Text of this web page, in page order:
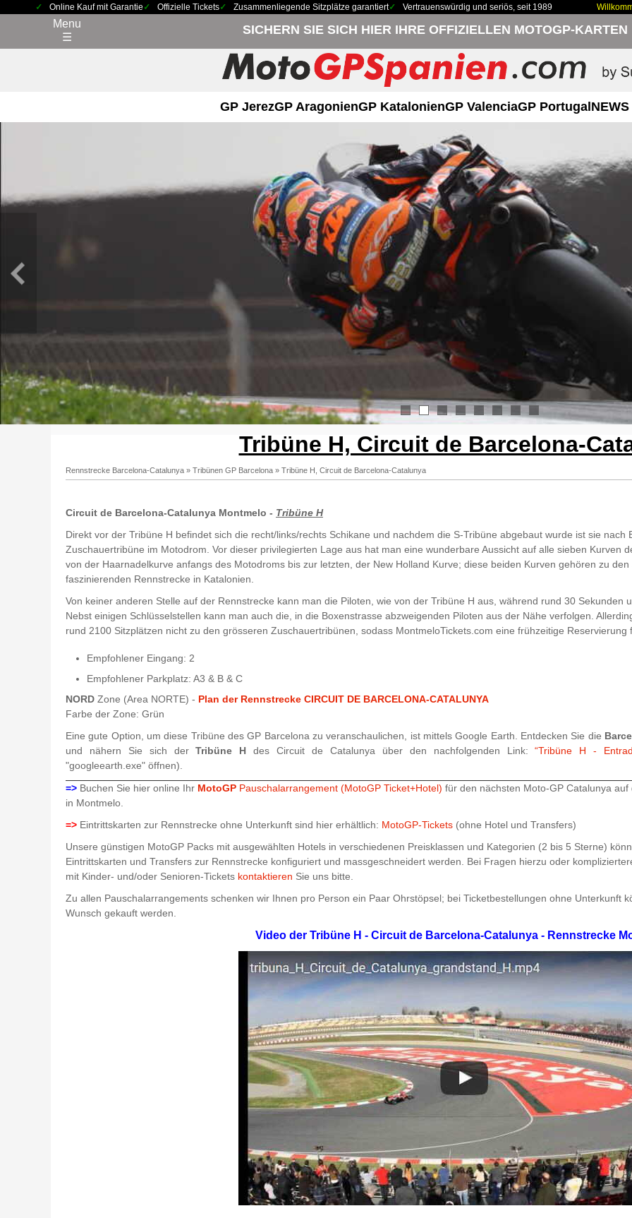
Online Kauf mit Garantie Offizielle Tickets Zusammenliegende Sitzplätze garantiert Vertrauenswürdig und seriös, seit 1989
Menu
☰
SICHERN SIE SICH HIER IHRE OFFIZIELLEN MOTOGP-KARTEN
GP JerezGP AragonienGP KatalonienGP ValenciaGP Portugal
1 3 4
Tribüne H, Circuit de Barcelona-
Rennstrecke Barcelona-Catalunya » Tribünen GP Barcelona » Tribüne H, Circuit de Barcelona-Catalunya
Circuit de Barcelona-Catalunya Montmelo - Tribüne H
Direkt vor der Tribüne H befindet sich die recht/links/rechts Schikane und nachdem die S-Tribüne abgebaut wurde ist sie nach
Zuschauertribüne im Motodrom. Vor dieser privilegierten Lage aus hat man eine wunderbare Aussicht auf alle sieben Kurven
von der Haarnadelkurve anfangs des Motodroms bis zur letzten, der New Holland Kurve; diese beiden Kurven gehören zu
faszinierenden Rennstrecke in Katalonien.
Von keiner anderen Stelle auf der Rennstrecke kann man die Piloten, wie von der Tribüne H aus, während rund 30 Sekunden
Nebst einigen Schlüsselstellen kann man auch die, in die Boxenstrasse abzweigenden Piloten aus der Nähe verfolgen.
rund 2100 Sitzplätzen nicht zu den grösseren Zuschauertribünen, sodass MontmeloTickets.com eine frühzeitige Reservierung
Empfohlener Eingang: 2
Empfohlener Parkplatz: A3 & B & C
NORD Zone (Area NORTE) - Plan der Rennstrecke CIRCUIT DE BARCELONA-CATALUNYA
Farbe der Zone: Grün
Eine gute Option, um diese Tribüne des GP Barcelona zu veranschaulichen, ist mittels Google Earth. Entdecken Sie die
und nähern Sie sich derTribüne Hdes Circuit de Catalunya über den nachfolgenden Link:“Tribüne H -
"googleearth.exe" öffnen).
=> Buchen Sie hier online Ihr MotoGP Pauschalarrangement (MotoGP Ticket+Hotel) für den nächsten Moto-GP Catalunya
in Montmelo.
=> Eintrittskarten zur Rennstrecke ohne Unterkunft sind hier erhältlich: MotoGP-Tickets (ohne Hotel und Transfers)
Unsere günstigen MotoGP Packs mit ausgewählten Hotels in verschiedenen Preisklassen und Kategorien (2 bis 5 Sterne)
Eintrittskarten und Transfers zur Rennstrecke konfiguriert und massgeschneidert werden. Bei Fragen hierzu oder
mit Kinder- und/oder Senioren-Tickets kontaktieren Sie uns bitte.
Zu allen Pauschalarrangements schenken wir Ihnen pro Person ein Paar Ohrstöpsel; bei Ticketbestellungen ohne Unterkunft
Wunsch gekauft werden.
Video der Tribüne H - Circuit de Barcelona-Catalunya - Rennstrecke